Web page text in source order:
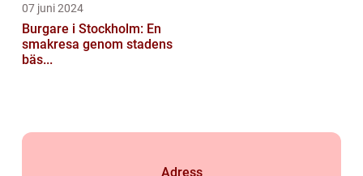
07 juni 2024
Burgare i Stockholm: En
smakresa genom stadens
bäs...
Adress